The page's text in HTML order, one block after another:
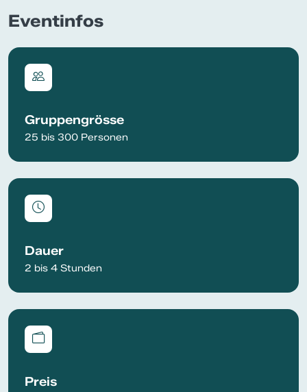
Eventinfos
Gruppengrösse
25 bis 300 Personen
Dauer
2 bis 4 Stunden
Preis